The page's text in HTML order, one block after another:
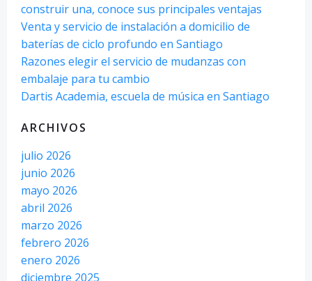
construir una, conoce sus principales ventajas
Venta y servicio de instalación a domicilio de
baterías de ciclo profundo en Santiago
Razones elegir el servicio de mudanzas con
embalaje para tu cambio
Dartis Academia, escuela de música en Santiago
ARCHIVOS
julio 2026
junio 2026
mayo 2026
abril 2026
marzo 2026
febrero 2026
enero 2026
diciembre 2025